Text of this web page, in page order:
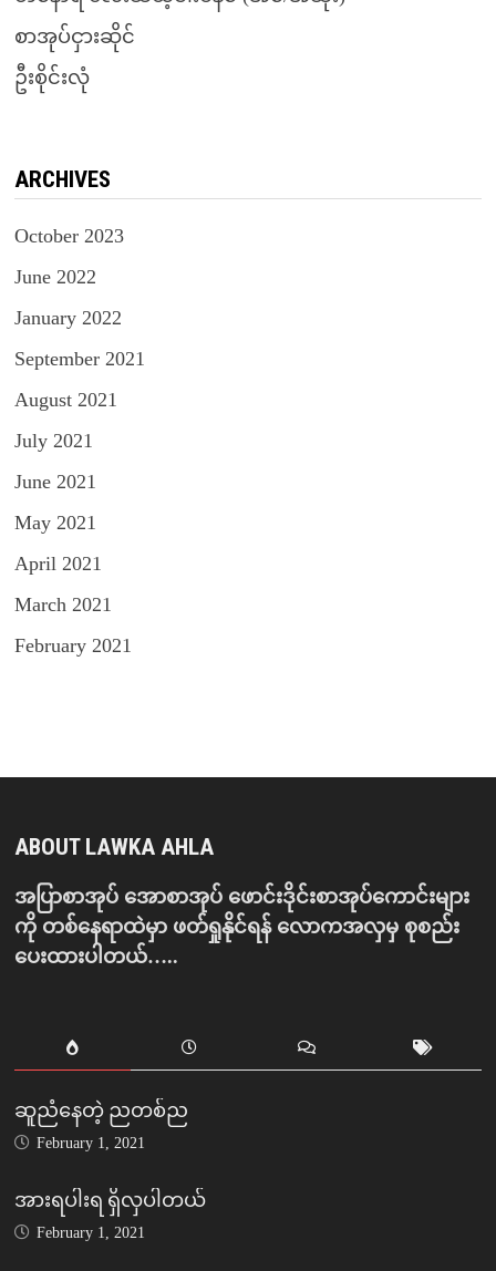
စာအုပ်ငှားဆိုင်
ဦးစိုင်းလုံ
ARCHIVES
October 2023
June 2022
January 2022
September 2021
August 2021
July 2021
June 2021
May 2021
April 2021
March 2021
February 2021
ABOUT LAWKA AHLA
အပြာစာအုပ် အောစာအုပ် ဖောင်းဒိုင်းစာအုပ်ကောင်းများ
ကို တစ်နေရာထဲမှာ ဖတ်ရှုနိုင်ရန် လောကအလှမှ စုစည်း
ပေးထားပါတယ်…..
ဆူညံနေတဲ့ ညတစ်ည
February 1, 2021
အားရပါးရ ရှိလှပါတယ်
February 1, 2021